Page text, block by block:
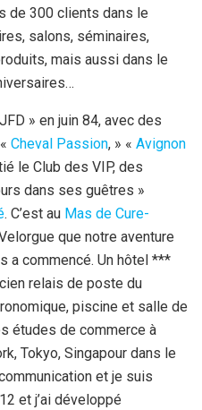
de 300 clients dans le
salons, séminaires,
mais aussi dans le
» en juin 84, avec des
Cheval Passion, » « Avignon
le Club des VIP, des
dans ses guêtres »
. C’est au Mas de Cure-
que notre aventure
a commencé. Un hôtel ***
relais de poste du
piscine et salle de
études de commerce à
Tokyo, Singapour dans le
et je suis
et j’ai développé